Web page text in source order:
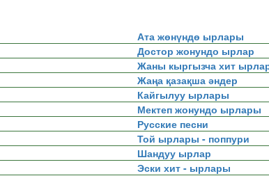
Ата жөнүндө ырлары
Достор жонундо ырлар
Жаны кыргызча хит
Жаңа қазақша әндер
Кайгылуу ырлары
Мектеп жонундо ырлары
Русские песни
Той ырлары - поппури
Шандуу ырлар
Эски хит - ырлары